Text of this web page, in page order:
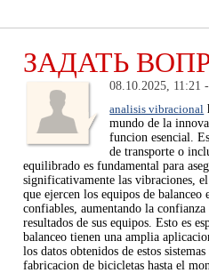
ЗАДАТЬ
08.10.2025, 11:21
analisis vibracional
mundo de la
funcion esencial.
de transporte o
equilibrado es fundamental para
significativamente las vibraciones,
que ejercen los equipos de
confiables, aumentando la
resultados de sus equipos. Esto es
balanceo tienen una amplia
los datos obtenidos de estos
fabricacion de bicicletas hasta el